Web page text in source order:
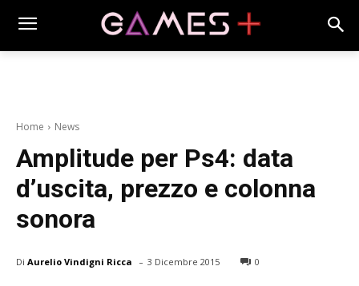
Home News
Amplitude per Ps4: data
d’uscita, prezzo e colonna
sonora
Di Aurelio Vindigni Ricca - 3 Dicembre 2015 0